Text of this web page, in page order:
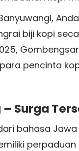
biji kopi
pencinta
– Surga
bahasa Jawa